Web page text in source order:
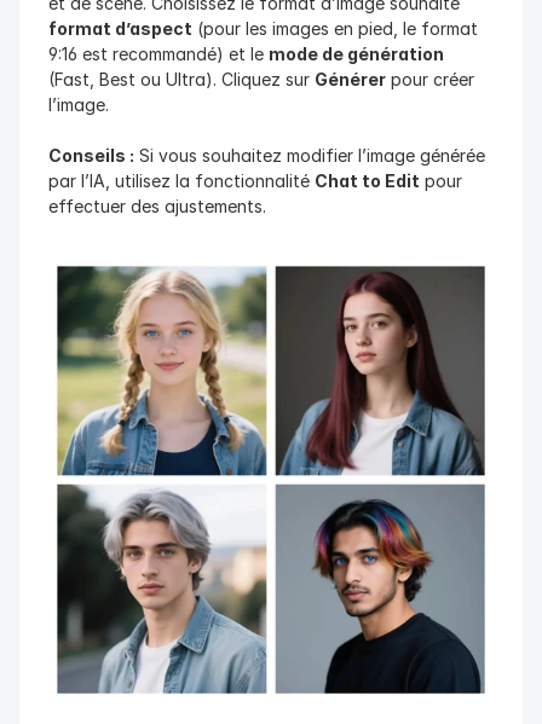
format d’aspect (pour les images en pied, le format
9:16 est recommandé) et le mode de génération
(Fast, Best ou Ultra). Cliquez sur Générer pour créer
l’image.
Conseils : Si vous souhaitez modifier l’image générée
par l’IA, utilisez la fonctionnalité Chat to Edit pour
effectuer des ajustements.